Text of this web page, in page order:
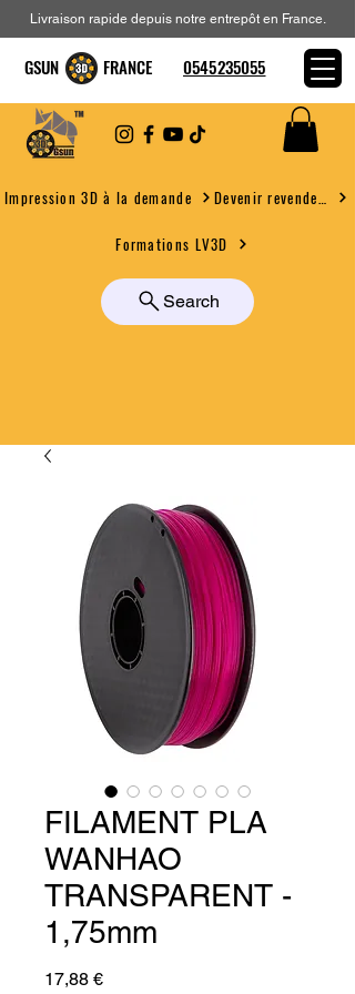
Impression 3D à la demande
Formations LV3D
Search
Livraison rapide depuis notre entrepôt en France.
GSUN FRANCE 0545235055
FILAMENT PLA
WANHAO
TRANSPARENT -
1,75mm
17,88 €Prix